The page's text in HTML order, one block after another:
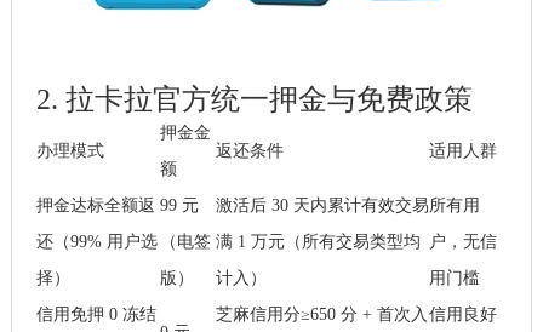
2. 拉卡拉官方统一押金与免费政策
办理模式
押金金
额
返还条件 适用人群
押金达标全额返
还（99% 用户选
择）
99 元
（电签
版）
激活后 30 天内累计有效交易
满 1 万元（所有交易类型均
计入）
所有用
户，无信
用门槛
信用免押 0 冻结
芝麻信用分≥650 分 + 首次入 信用良好